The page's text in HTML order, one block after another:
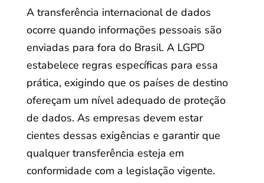
A transferência internacional de dados
ocorre quando informações pessoais são
enviadas para fora do Brasil. A LGPD
estabelece regras específicas para essa
prática, exigindo que os países de destino
ofereçam um nível adequado de proteção
de dados. As empresas devem estar
cientes dessas exigências e garantir que
qualquer transferência esteja em
conformidade com a legislação vigente.